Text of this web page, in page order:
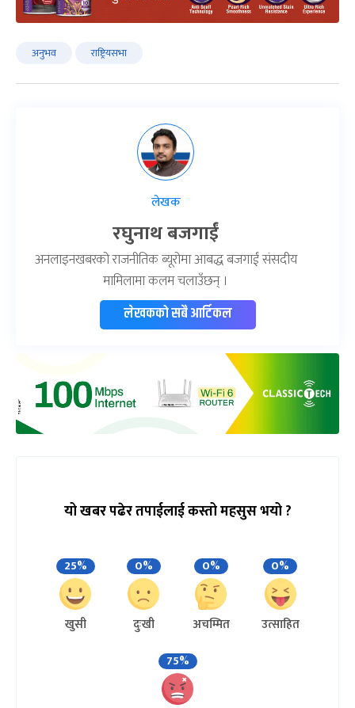
अनुभव राष्ट्रियसभा
लेखक
रघुनाथ बजगाईं
अनलाइनखबरको राजनीतिक ब्यूरोमा आबद्ध बजगाईं संसदीय
मामिलामा कलम चलाउँछन् ।
लेखकको सबै आर्टिकल
यो खबर पढेर तपाईलाई कस्तो महसुस भयो ?
25%
खुसी
0%
दुःखी
0%
अचम्मित
0%
उत्साहित
75%